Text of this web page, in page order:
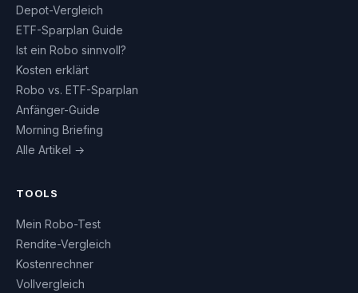
Depot-Vergleich
ETF-Sparplan Guide
Ist ein Robo sinnvoll?
Kosten erklärt
Robo vs. ETF-Sparplan
Anfänger-Guide
Morning Briefing
Alle Artikel →
TOOLS
Mein Robo-Test
Rendite-Vergleich
Kostenrechner
Vollvergleich